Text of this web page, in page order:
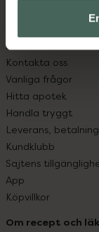
Kundservice
Kontakta oss
Vanliga frågor
Hitta apotek
Handla tryggt
Leverans,
Kundklubb
Sajtens
App
Köpvillkor
Om recept och